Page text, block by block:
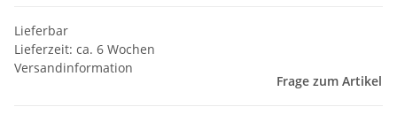
Lieferbar
Lieferzeit: ca. 6 Wochen
Versandinformation
Frage zum Artikel